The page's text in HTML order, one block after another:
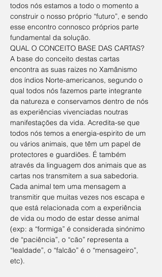
todos nós estamos a todo o momento a
construir o nosso próprio “futuro”, e sendo
esse encontro connosco próprios parte
fundamental da solução.
QUAL O CONCEITO BASE DAS CARTAS?
A base do conceito destas cartas
encontra as suas raizes no Xamânismo
dos índios Norte-americanos, segundo o
qual todos nós fazemos parte integrante
da natureza e conservamos dentro de nós
as experiências vivenciadas noutras
manifestações da vida. Acredita-se que
todos nós temos a energia-espirito de um
ou vários animais, que têm um papel de
protectores e guardiões. É também
através da linguagem dos animais que as
cartas nos transmitem a sua sabedoria.
Cada animal tem uma mensagem a
transmitir que muitas vezes nos escapa e
que está relacionada com a experiência
de vida ou modo de estar desse animal
(exp: a “formiga” é considerada sinónimo
de “paciência”, o “cão” representa a
“lealdade”, o “falcão” é o “mensageiro”,
etc).